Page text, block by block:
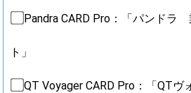
Pandra CARD Pro：「パンドラ
ト」
QT Voyager CARD Pro：「QT